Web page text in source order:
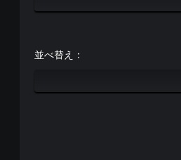
並べ替え：